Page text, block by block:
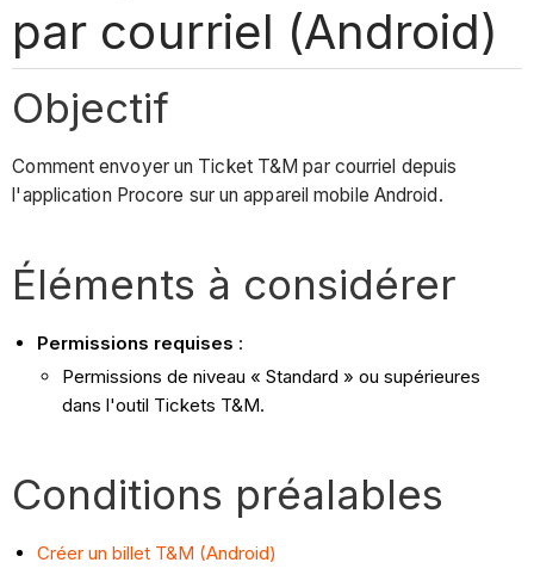
par courriel (Android)
Objectif
Comment envoyer un Ticket T&M par courriel depuis
l'application Procore sur un appareil mobile Android.
Éléments à considérer
Permissions requises :
Permissions de niveau « Standard » ou supérieures
dans l'outil Tickets T&M.
Conditions préalables
Créer un billet T&M (Android)